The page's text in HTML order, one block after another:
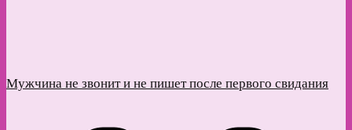
Мужчина не звонит и не пишет после первого свидания